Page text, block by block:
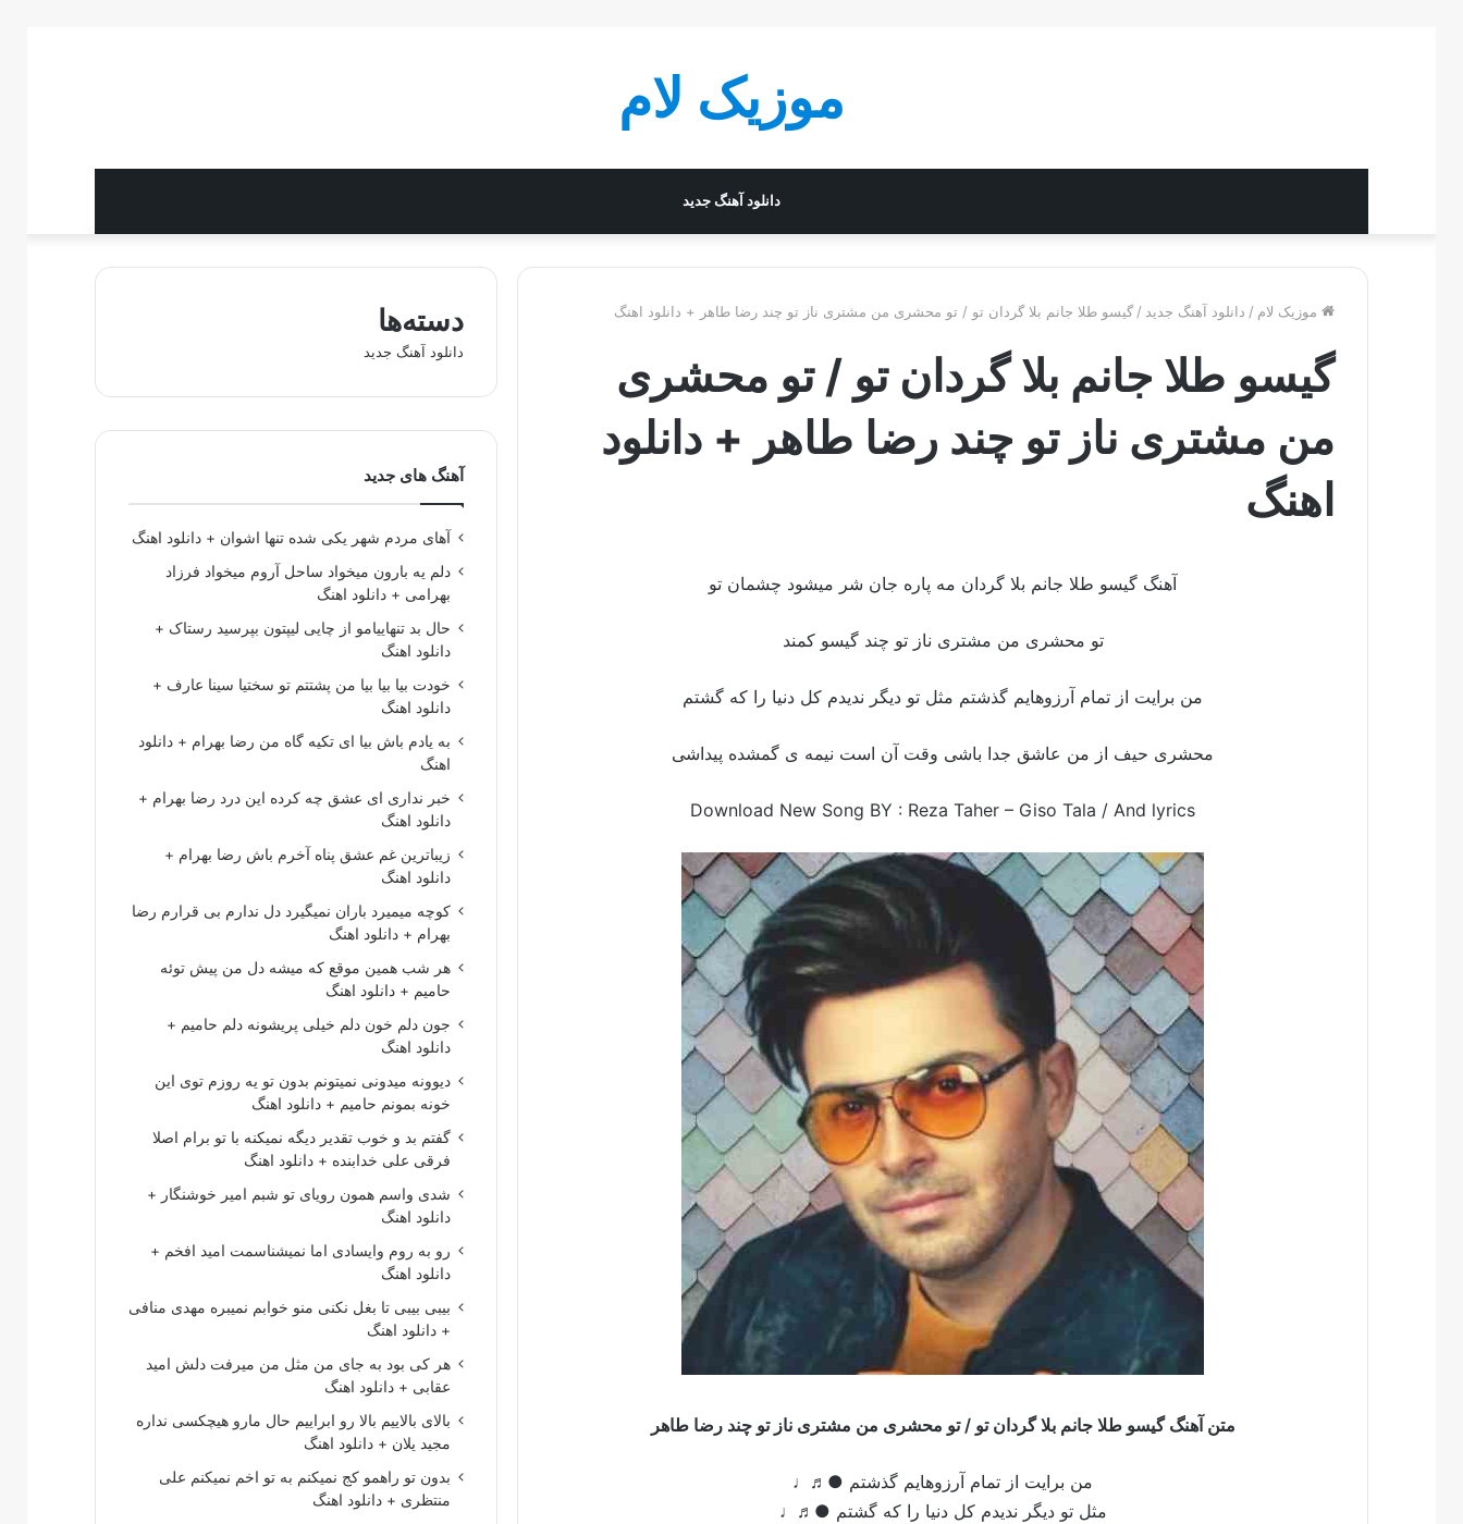
موزیک لام
دانلود آهنگ جدید
موزیک لام / دانلود آهنگ جدید / گیسو طلا جانم بلا گردان تو / تو محشری من مشتری ناز تو چند رضا طاهر + دانلود اهنگ
گیسو طلا جانم بلا گردان تو / تو محشری
من مشتری ناز تو چند رضا طاهر + دانلود
اهنگ
آهنگ گیسو طلا جانم بلا گردان مه پاره جان شر میشود چشمان تو
تو محشری من مشتری ناز تو چند گیسو کمند
من برایت از تمام آرزوهایم گذشتم مثل تو دیگر ندیدم کل دنیا را که گشتم
محشری حیف از من عاشق جدا باشی وقت آن است نیمه ی گمشده پیداشی
Download New Song BY : Reza Taher – Giso Tala / And lyrics
متن آهنگ گیسو طلا جانم بلا گردان تو / تو محشری من مشتری ناز تو چند رضا طاهر
من برایت از تمام آرزوهایم گذشتم ●♬♩
مثل تو دیگر ندیدم کل دنیا را که گشتم ●♬♩
دسته‌ها
دانلود آهنگ جدید
آهنگ های جدید
آهای مردم شهر یکی شده تنها اشوان + دانلود اهنگ
دلم یه بارون میخواد ساحل آروم میخواد فرزاد
بهرامی + دانلود اهنگ
حال بد تنهاییامو از چایی لیپتون بپرسید رستاک +
دانلود اهنگ
خودت بیا بیا بیا من پشتتم تو سختیا سینا عارف +
دانلود اهنگ
به یادم باش بیا ای تکیه گاه من رضا بهرام + دانلود
اهنگ
خبر نداری ای عشق چه کرده این درد رضا بهرام +
دانلود اهنگ
زیباترین غم عشق پناه آخرم باش رضا بهرام +
دانلود اهنگ
کوچه میمیرد باران نمیگیرد دل ندارم بی قرارم رضا
بهرام + دانلود اهنگ
هر شب همین موقع که میشه دل من پیش توئه
حامیم + دانلود اهنگ
جون دلم خون دلم خیلی پریشونه دلم حامیم +
دانلود اهنگ
دیوونه میدونی نمیتونم بدون تو یه روزم توی این
خونه بمونم حامیم + دانلود اهنگ
گفتم بد و خوب تقدیر دیگه نمیکنه با تو برام اصلا
فرقی علی خدابنده + دانلود اهنگ
شدی واسم همون رویای تو شبم امیر خوشنگار +
دانلود اهنگ
رو به روم وایسادی اما نمیشناسمت امید افخم +
دانلود اهنگ
بیبی بیبی تا بغل نکنی منو خوابم نمیبره مهدی منافی
+ دانلود اهنگ
هر کی بود به جای من مثل من میرفت دلش امید
عقابی + دانلود اهنگ
بالای بالاییم بالا رو ابراییم حال مارو هیچکسی نداره
مجید یلان + دانلود اهنگ
بدون تو راهمو کج نمیکنم به تو اخم نمیکنم علی
منتظری + دانلود اهنگ